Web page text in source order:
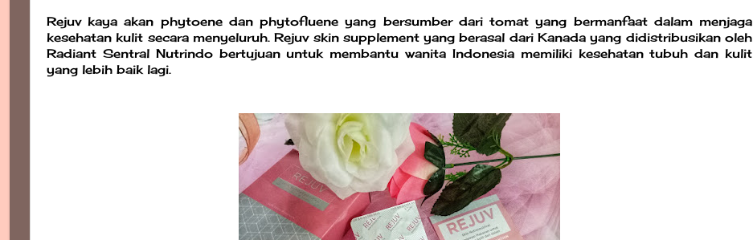
Rejuv kaya akan phytoene dan phytofluene yang bersumber dari tomat yang bermanfaat dalam menjaga
kesehatan kulit secara menyeluruh. Rejuv skin supplement yang berasal dari Kanada yang didistribusikan oleh
Radiant Sentral Nutrindo bertujuan untuk membantu wanita Indonesia memiliki kesehatan tubuh dan kulit
yang lebih baik lagi.